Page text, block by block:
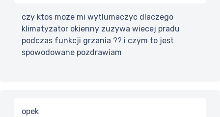
czy ktos moze mi wytlumaczyc dlaczego
klimatyzator okienny zuzywa wiecej pradu
podczas funkcji grzania ?? i czym to jest
spowodowane pozdrawiam
opek